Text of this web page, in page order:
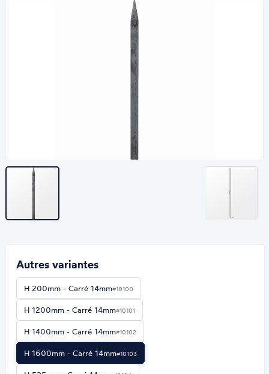
Autres variantes
H 200mm - Carré 14mm#10100
H 1200mm - Carré 14mm#10101
H 1400mm - Carré 14mm#10102
H 1600mm - Carré 14mm#10103